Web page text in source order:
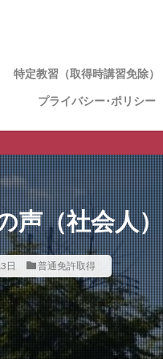
許再取得コース
歳までの一般コース
歳までの学生コース
許再取得コース（一般型）
許再取得コース（最速型）
得時講習免除コース
特定教習（取得時講習免除）
プライバシー･ポリシー
声（社会人）
日 普通免許取得